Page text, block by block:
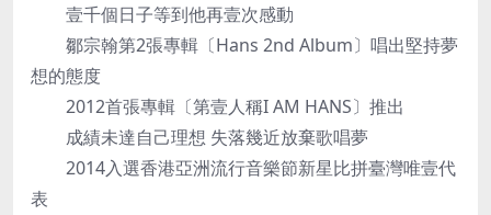
壹千個日子等到他再壹次感動
鄒宗翰第2張專輯〔Hans 2nd Album〕唱出堅持夢
想的態度
2012首張專輯〔第壹人稱I AM HANS〕推出
成績未達自己理想 失落幾近放棄歌唱夢
2014入選香港亞洲流行音樂節新星比拼臺灣唯壹代
表